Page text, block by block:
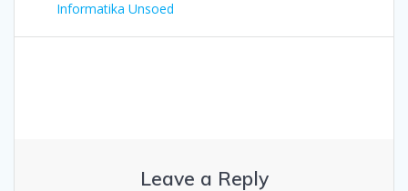
Informatika Unsoed
Leave a Reply